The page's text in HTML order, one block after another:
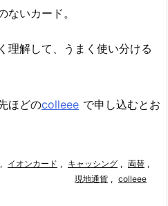
ないカード。
理解して、うまく使い分ける
ほどのcolleee で申し込むとお
, イオンカード , キャッシング , 両替 ,
現地通貨 , colleee